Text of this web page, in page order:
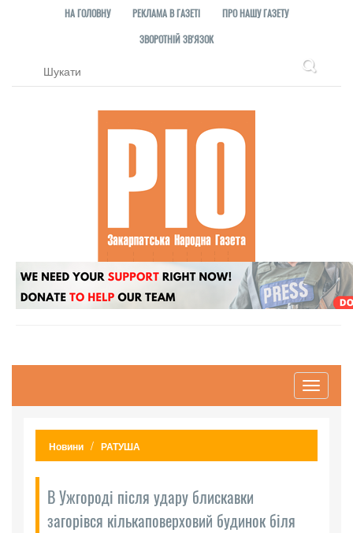
НА ГОЛОВНУ РЕКЛАМА В ГАЗЕТІ
ПРО НАШУ ГАЗЕТУ
ЗВОРОТНІЙ ЗВ'ЯЗОК
Toggle
Новини РАТУША
В Ужгороді після удару блискавки
загорівся кількаповерховий будинок біля